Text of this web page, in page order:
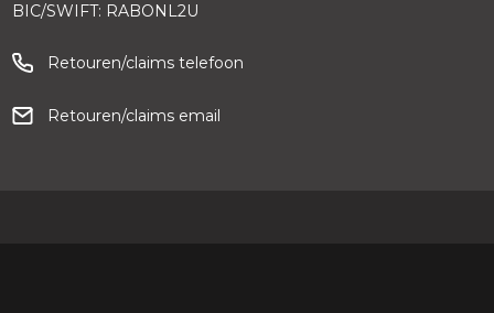
BIC/SWIFT: RABONL2U
Retouren/claims telefoon
Retouren/claims email